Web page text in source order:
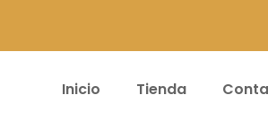
Inicio Tienda